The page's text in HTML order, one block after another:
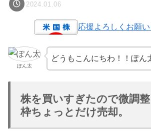
2024.01.06
応援よろしくお願い
ぽん太
どうもこんにちわ！！ぽん
株を買いすぎたので微調
枠ちょっとだけ売却。